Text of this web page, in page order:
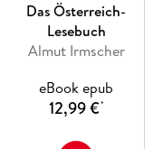
Das Österreich-
Lesebuch
Almut Irmscher
eBook epub
12,99 €*